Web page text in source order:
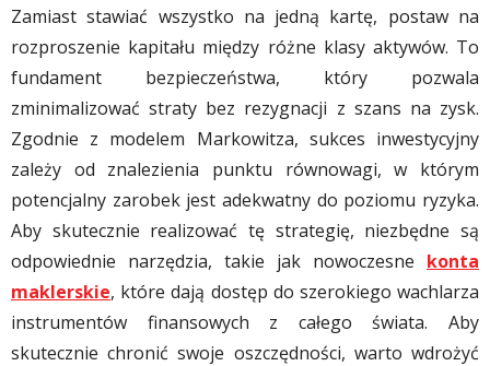
Zamiast stawiać wszystko na jedną kartę, postaw na
rozproszenie kapitału między różne klasy aktywów. To
fundament bezpieczeństwa, który pozwala
zminimalizować straty bez rezygnacji z szans na zysk.
Zgodnie z modelem Markowitza, sukces inwestycyjny
zależy od znalezienia punktu równowagi, w którym
potencjalny zarobek jest adekwatny do poziomu ryzyka.
Aby skutecznie realizować tę strategię, niezbędne są
odpowiednie narzędzia, takie jak nowoczesne konta
maklerskie, które dają dostęp do szerokiego wachlarza
instrumentów finansowych z całego świata. Aby
skutecznie chronić swoje oszczędności, warto wdrożyć